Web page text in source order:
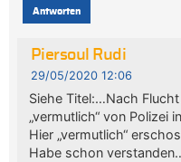
Antworten
Piersoul Rudi
29/05/2020 12:06
Siehe Titel:…Nach
„vermutlich“ von Polizei
Hier „vermutlich“
Habe schon